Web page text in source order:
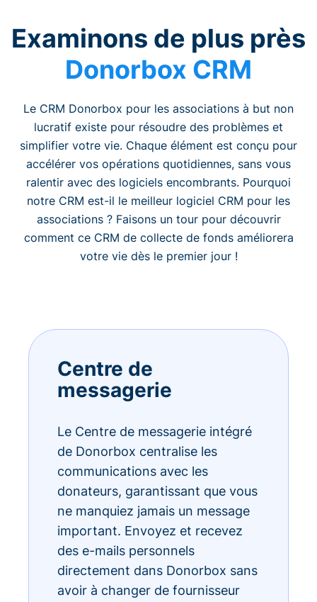
Examinons de plus près
Donorbox CRM
Le CRM Donorbox pour les associations à but non
lucratif existe pour résoudre des problèmes et
simplifier votre vie. Chaque élément est conçu pour
accélérer vos opérations quotidiennes, sans vous
ralentir avec des logiciels encombrants. Pourquoi
notre CRM est-il le meilleur logiciel CRM pour les
associations ? Faisons un tour pour découvrir
comment ce CRM de collecte de fonds améliorera
votre vie dès le premier jour !
Centre de
messagerie
Le Centre de messagerie intégré
de Donorbox centralise les
communications avec les
donateurs, garantissant que vous
ne manquiez jamais un message
important. Envoyez et recevez
des e-mails personnels
directement dans Donorbox sans
avoir à changer de fournisseur